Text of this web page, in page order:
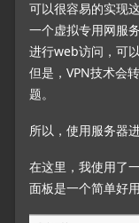
可以很容易的实现
一个虚拟专用网服
进行web访问，可
但是，VPN技术会
题。
所以，使用服务器
在这里，我使用了
面板是一个简单好